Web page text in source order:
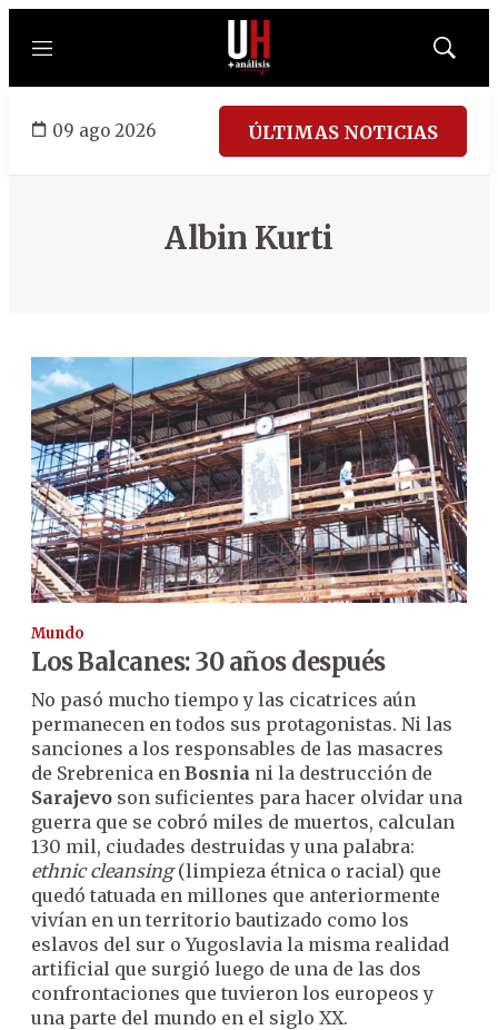
Menú
Mostrar
09 ago 2026 ÚLTIMAS NOTICIAS
Albin Kurti
Mundo
Los Balcanes: 30 años después
No pasó mucho tiempo y las cicatrices aún
permanecen en todos sus protagonistas. Ni las
sanciones a los responsables de las masacres
de Srebrenica en Bosnia ni la destrucción de
Sarajevo son suficientes para hacer olvidar una
guerra que se cobró miles de muertos, calculan
130 mil, ciudades destruidas y una palabra:
ethnic cleansing(limpieza étnica o racial) que
quedó tatuada en millones que anteriormente
vivían en un territorio bautizado como los
eslavos del sur o Yugoslavia la misma realidad
artificial que surgió luego de una de las dos
confrontaciones que tuvieron los europeos y
una parte del mundo en el siglo XX.